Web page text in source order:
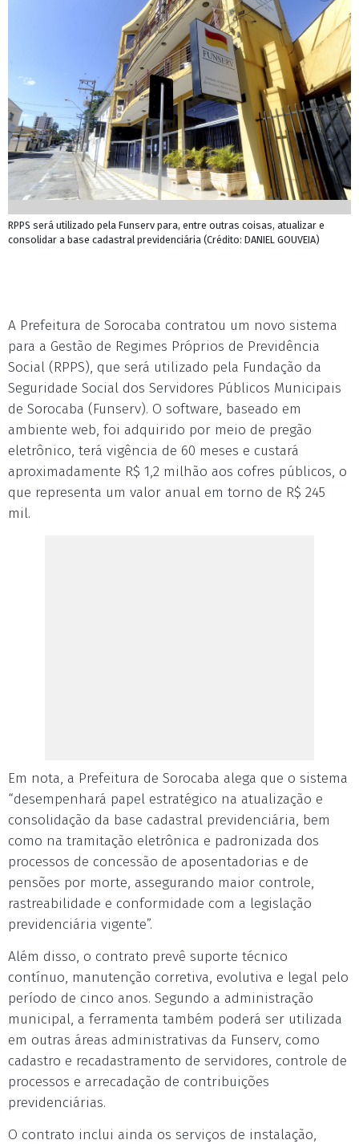
RPPS será utilizado pela Funserv para, entre outras coisas, atualizar e
consolidar a base cadastral previdenciária (Crédito: DANIEL GOUVEIA)
A Prefeitura de Sorocaba contratou um novo sistema
para a Gestão de Regimes Próprios de Previdência
Social (RPPS), que será utilizado pela Fundação da
Seguridade Social dos Servidores Públicos Municipais
de Sorocaba (Funserv). O software, baseado em
ambiente web, foi adquirido por meio de pregão
eletrônico, terá vigência de 60 meses e custará
aproximadamente R$ 1,2 milhão aos cofres públicos, o
que representa um valor anual em torno de R$ 245
mil.
Em nota, a Prefeitura de Sorocaba alega que o sistema
“desempenhará papel estratégico na atualização e
consolidação da base cadastral previdenciária, bem
como na tramitação eletrônica e padronizada dos
processos de concessão de aposentadorias e de
pensões por morte, assegurando maior controle,
rastreabilidade e conformidade com a legislação
previdenciária vigente”.
Além disso, o contrato prevê suporte técnico
contínuo, manutenção corretiva, evolutiva e legal pelo
período de cinco anos. Segundo a administração
municipal, a ferramenta também poderá ser utilizada
em outras áreas administrativas da Funserv, como
cadastro e recadastramento de servidores, controle de
processos e arrecadação de contribuições
previdenciárias.
O contrato inclui ainda os serviços de instalação,